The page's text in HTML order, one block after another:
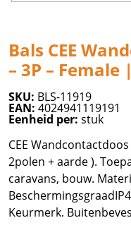
Bals CEE
– 3P –
SKU: BLS-11919
EAN: 4024941119191
Eenheid per: stuk
CEE
2polen + aarde ).
caravans, bouw.
Keurmerk.